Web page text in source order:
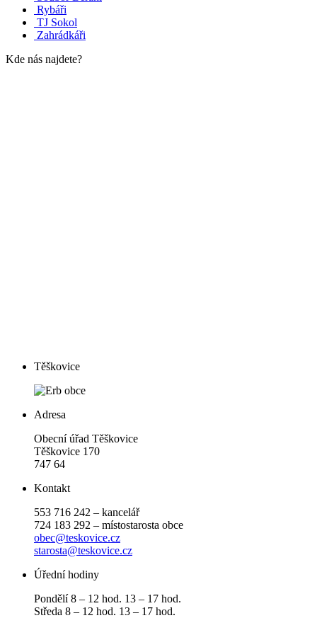
Rybáři
TJ Sokol
Zahrádkáři
Kde nás najdete?
Těškovice
Adresa
Obecní úřad Těškovice
Těškovice 170
747 64
Kontakt
553 716 242 – kancelář
724 183 292 – místostarosta obce
obec@teskovice.cz
starosta@teskovice.cz
Úřední hodiny
Pondělí 8 – 12 hod. 13 – 17 hod.
Středa 8 – 12 hod. 13 – 17 hod.